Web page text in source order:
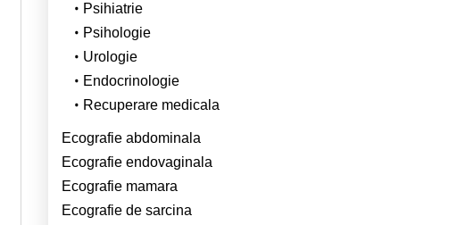
Psihiatrie
Psihologie
Urologie
Endocrinologie
Recuperare medicala
Ecografie abdominala
Ecografie endovaginala
Ecografie mamara
Ecografie de sarcina